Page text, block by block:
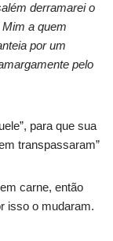
derramarei o
a quem
por um
pelo
para que sua
transpassaram”
carne, então
isso o mudaram.